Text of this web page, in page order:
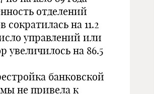
отделений
сократилась на 11.2
управлений или
увеличилось на 86.5
банковской
не привела к